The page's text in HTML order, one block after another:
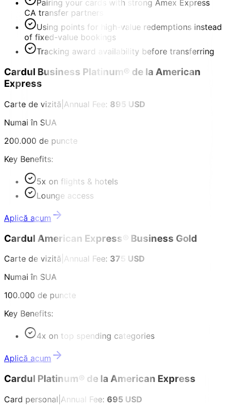
Pairing your cards with strong Amex Express
CA transfer partners
Using points for high-value redemptions instead
of fixed-value bookings
Tracking award availability before transferring
Cardul Business Platinum® de la American
Express
Carte de vizită Annual Fee: 895 USD
Numai în SUA
200.000 de puncte
Key Benefits:
5x on flights & hotels
Lounge access
Aplică acum
Cardul American Express® Business Gold
Carte de vizită Annual Fee: 375 USD
Numai în SUA
100.000 de puncte
Key Benefits:
4x on top spending categories
Aplică acum
Cardul Platinum® de la American Express
Card personal Annual Fee: 695 USD